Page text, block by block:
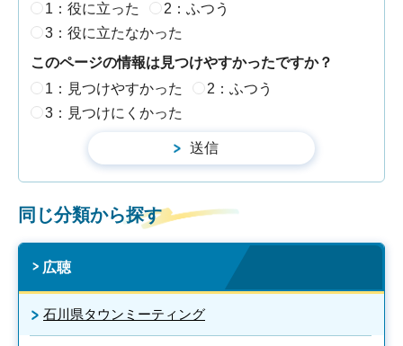
1：役に立った
2：ふつう
3：役に立たなかった
このページの情報は見つけやすかったですか？
1：見つけやすかった
2：ふつう
3：見つけにくかった
同じ分類から探す
広聴
石川県タウンミーティング